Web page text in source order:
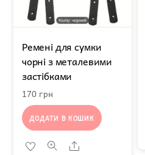
Ремені для сумки
чорні з металевими
застібками
170 грн
ДОДАТИ В КОШИК
Share